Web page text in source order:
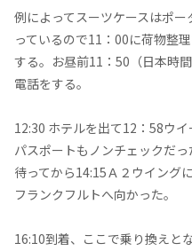
例によってスーツケースはポ
っているので11：00に荷物整
する。お昼前11：50（日本時
電話をする。
12:30 ホテルを出て12：58ウ
パスポートもノンチェックだ
待ってから14:15Ａ２ウイング
フランクフルトへ向かった。
16:10到着、ここで乗り換えと